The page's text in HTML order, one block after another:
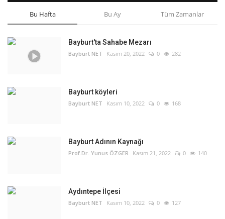
Bu Hafta Bu Ay Tüm Zamanlar
Bayburt'ta Sahabe Mezarı
Bayburt NET Kasım 20, 2022 0 282
Bayburt köyleri
Bayburt NET Kasım 10, 2022 0 168
Bayburt Adının Kaynağı
Prof.Dr. Yunus ÖZGER Kasım 21, 2022 0 140
Aydıntepe İlçesi
Bayburt NET Kasım 10, 2022 0 127